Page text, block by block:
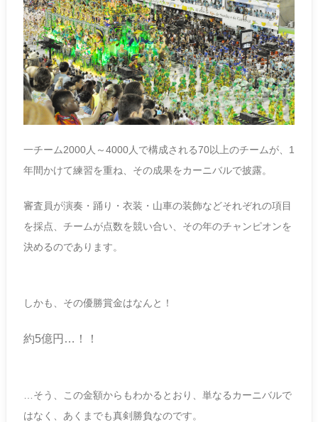
一チーム2000人～4000人で構成される70以上のチームが、1
年間かけて練習を重ね、その成果をカーニバルで披露。
審査員が演奏・踊り・衣装・山車の装飾などそれぞれの項目
を採点、チームが点数を競い合い、その年のチャンピオンを
決めるのであります。
しかも、その優勝賞金はなんと！
約5億円…！！
…そう、この金額からもわかるとおり、単なるカーニバルで
はなく、あくまでも真剣勝負なのです。